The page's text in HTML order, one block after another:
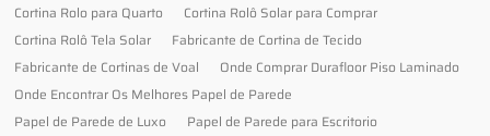
Cortina Rolo para Quarto
Cortina Rolô Solar para Comprar
Cortina Rolô Tela Solar
Fabricante de Cortina de Tecido
Fabricante de Cortinas de Voal
Onde Comprar Durafloor Piso Laminado
Onde Encontrar Os Melhores Papel de Parede
Papel de Parede de Luxo
Papel de Parede para Escritorio